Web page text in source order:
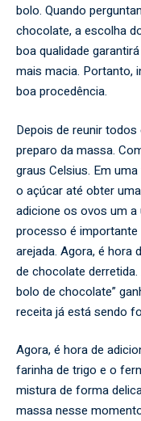
bolo. Quando
chocolate, a escolha
boa qualidade
mais macia. Portanto,
boa procedência.
Depois de reunir
preparo da massa.
graus Celsius. Em
o açúcar até obter
adicione os ovos um a
processo é importante
arejada. Agora, é hora
de chocolate
bolo de chocolate”
receita já está sendo
Agora, é hora de
farinha de trigo e o
mistura de forma
massa nesse